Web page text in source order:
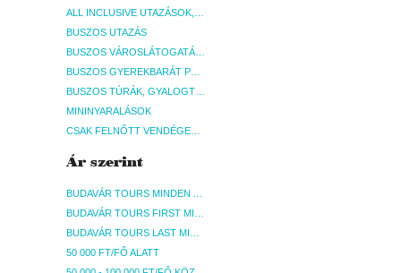
BUSZOS UTAZÁS
MININYARALÁSOK
Ár szerint
50 000 FT/FŐ ALATT